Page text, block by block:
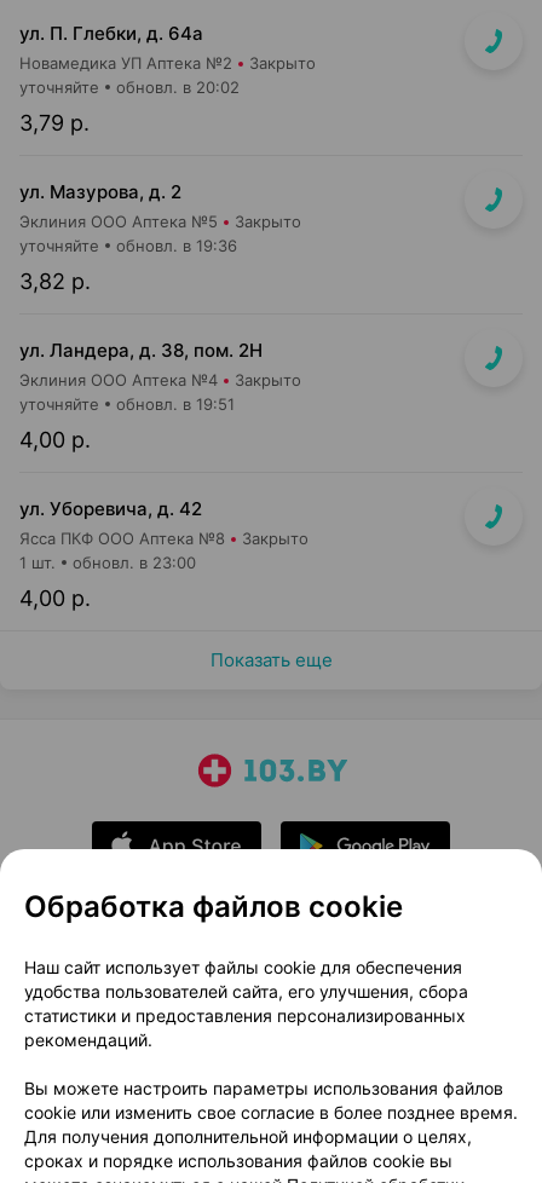
ул. П. Глебки, д. 64а
Новамедика УП Аптека №2 Закрыто
3,79 р.
уточняйте обновл. в 20:02
ул. Мазурова, д. 2
Эклиния ООО Аптека №5 Закрыто
3,82 р.
уточняйте обновл. в 19:36
ул. Ландера, д. 38, пом. 2Н
Эклиния ООО Аптека №4 Закрыто
4,00 р.
уточняйте обновл. в 19:51
ул. Уборевича, д. 42
Ясса ПКФ ООО Аптека №8 Закрыто
4,00 р.
1 шт. обновл. в 23:00
Показать еще
О проекте
Новости проекта
Размещение рекламы
Медицинский маркетинг
Публичный договор
Доставка
Способы оплаты
Вакансии
Партнеры
Написать руководителю 103.by
Написать в поддержку
Обработка файлов cookie
Наш сайт использует файлы cookie для обеспечения
удобства пользователей сайта, его улучшения, сбора
статистики и предоставления персонализированных
рекомендаций.
Вы можете настроить параметры использования файлов
cookie или изменить свое согласие в более позднее время.
Для получения дополнительной информации о целях,
сроках и порядке использования файлов cookie вы